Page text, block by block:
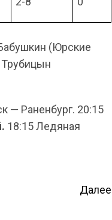
(Юрские
— Раненбург. 20:15
18:15 Ледяная
Далее